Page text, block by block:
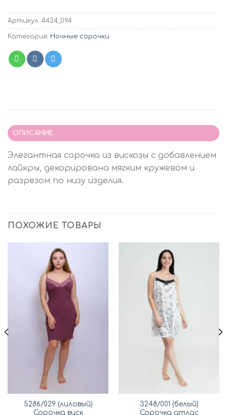
Артикул: 4424_094
Категория: Ночные сорочки
ОПИСАНИЕ
Элегантная сорочка из вискозы с добавлением
лайкры, декорирована мягким кружевом и
разрезом по низу изделия.
ПОХОЖИЕ ТОВАРЫ
5286/029 (лиловый)
Сорочка виск
3248/001 (белый)
Сорочка атлас